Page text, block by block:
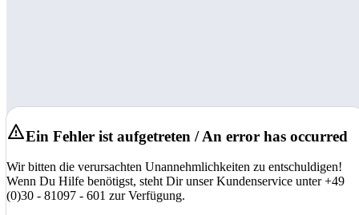
Ein Fehler ist aufgetreten / An error has occurred
Wir bitten die verursachten Unannehmlichkeiten zu entschuldigen!
Wenn Du Hilfe benötigst, steht Dir unser Kundenservice unter +49
(0)30 - 81097 - 601 zur Verfügung.